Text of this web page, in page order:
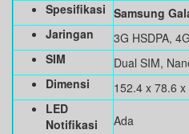
Spesifikasi Samsung
Jaringan
3G HSDPA,
SIM
Dual SIM,
Dimensi
152.4 x 78.6
LED
Notifikasi
Ada